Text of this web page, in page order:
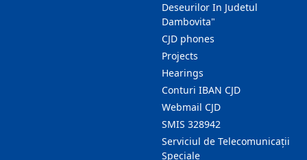
Deseurilor In Judetul
Dambovita"
CJD phones
Projects
Hearings
Conturi IBAN CJD
Webmail CJD
SMIS 328942
Serviciul de Telecomunicații
Speciale